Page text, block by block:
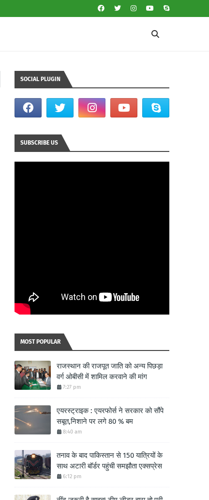
SOCIAL PLUGIN
SUBSCRIBE US
MOST POPULAR
राजस्थान की राजपूत जाति को अन्य पिछड़ा
वर्ग ओबीसी में शामिल करवाने की मांग
7:27 pm
एयरस्ट्राइक : एयरफोर्स ने सरकार को सौंपे
सबूत,निशाने पर लगे 80 % बम
8:40 am
तनाव के बाद पाकिस्तान से 150 यात्रियों के
साथ अटारी बॉर्डर पहुंची समझौता एक्सप्रेस
6:12 pm